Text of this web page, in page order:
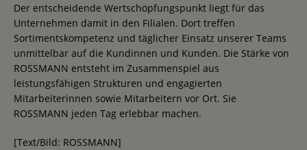
Der entscheidende Wertschöpfungspunkt liegt für das
Unternehmen damit in den Filialen. Dort treffen
Sortimentskompetenz und täglicher Einsatz unserer Teams
unmittelbar auf die Kundinnen und Kunden. Die Stärke von
ROSSMANN entsteht im Zusammenspiel aus
leistungsfähigen Strukturen und engagierten
Mitarbeiterinnen sowie Mitarbeitern vor Ort. Sie
ROSSMANN jeden Tag erlebbar machen.
[Text/Bild: ROSSMANN]